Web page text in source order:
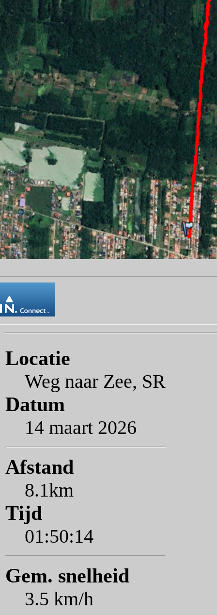
Locatie
Weg naar Zee, SR
Datum
14 maart 2026
Afstand
8.1km
Tijd
01:50:14
Gem. snelheid
3.5 km/h